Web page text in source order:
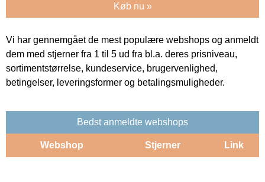
Køb nu »
Vi har gennemgået de mest populære webshops og anmeldt
dem med stjerner fra 1 til 5 ud fra bl.a. deres prisniveau,
sortimentstørrelse, kundeservice, brugervenlighed,
betingelser, leveringsformer og betalingsmuligheder.
Bedst anmeldte webshops
Webshop Stjerner Link